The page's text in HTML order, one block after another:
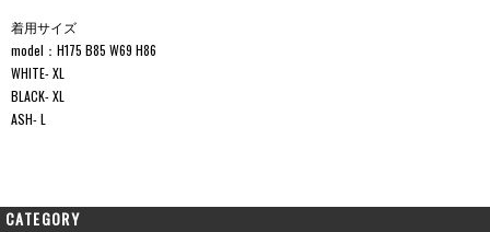
着用サイズ
model：H175 B85 W69 H86
WHITE- XL
BLACK- XL
ASH- L
CATEGORY